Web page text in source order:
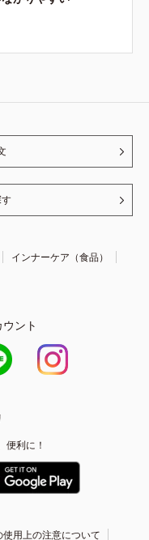
インナーケア（食品）
ント
便利に！
使用上の注意について